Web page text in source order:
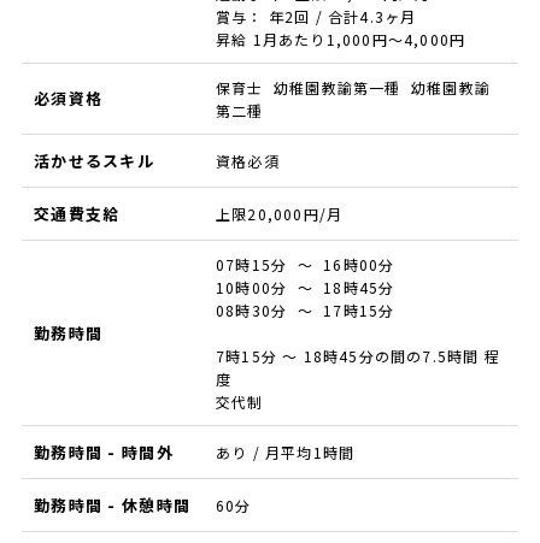
賞与： 年2回 / 合計4.3ヶ月
昇給 1月あたり1,000円～4,000円
必須資格
保育士 幼稚園教諭第一種 幼稚園教諭
第二種
活かせるスキル 資格必須
交通費支給 上限20,000円/月
勤務時間
07時15分 ～ 16時00分
10時00分 ～ 18時45分
08時30分 ～ 17時15分
7時15分 ～ 18時45分の間の7.5時間 程
度
交代制
勤務時間 - 時間外 あり / 月平均1時間
勤務時間 - 休憩時間 60分